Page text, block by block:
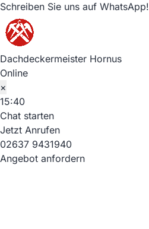
Schreiben Sie uns auf WhatsApp!
Dachdeckermeister Hornus
Online
×
15:40
Chat starten
Jetzt Anrufen
02637 9431940
Angebot anfordern